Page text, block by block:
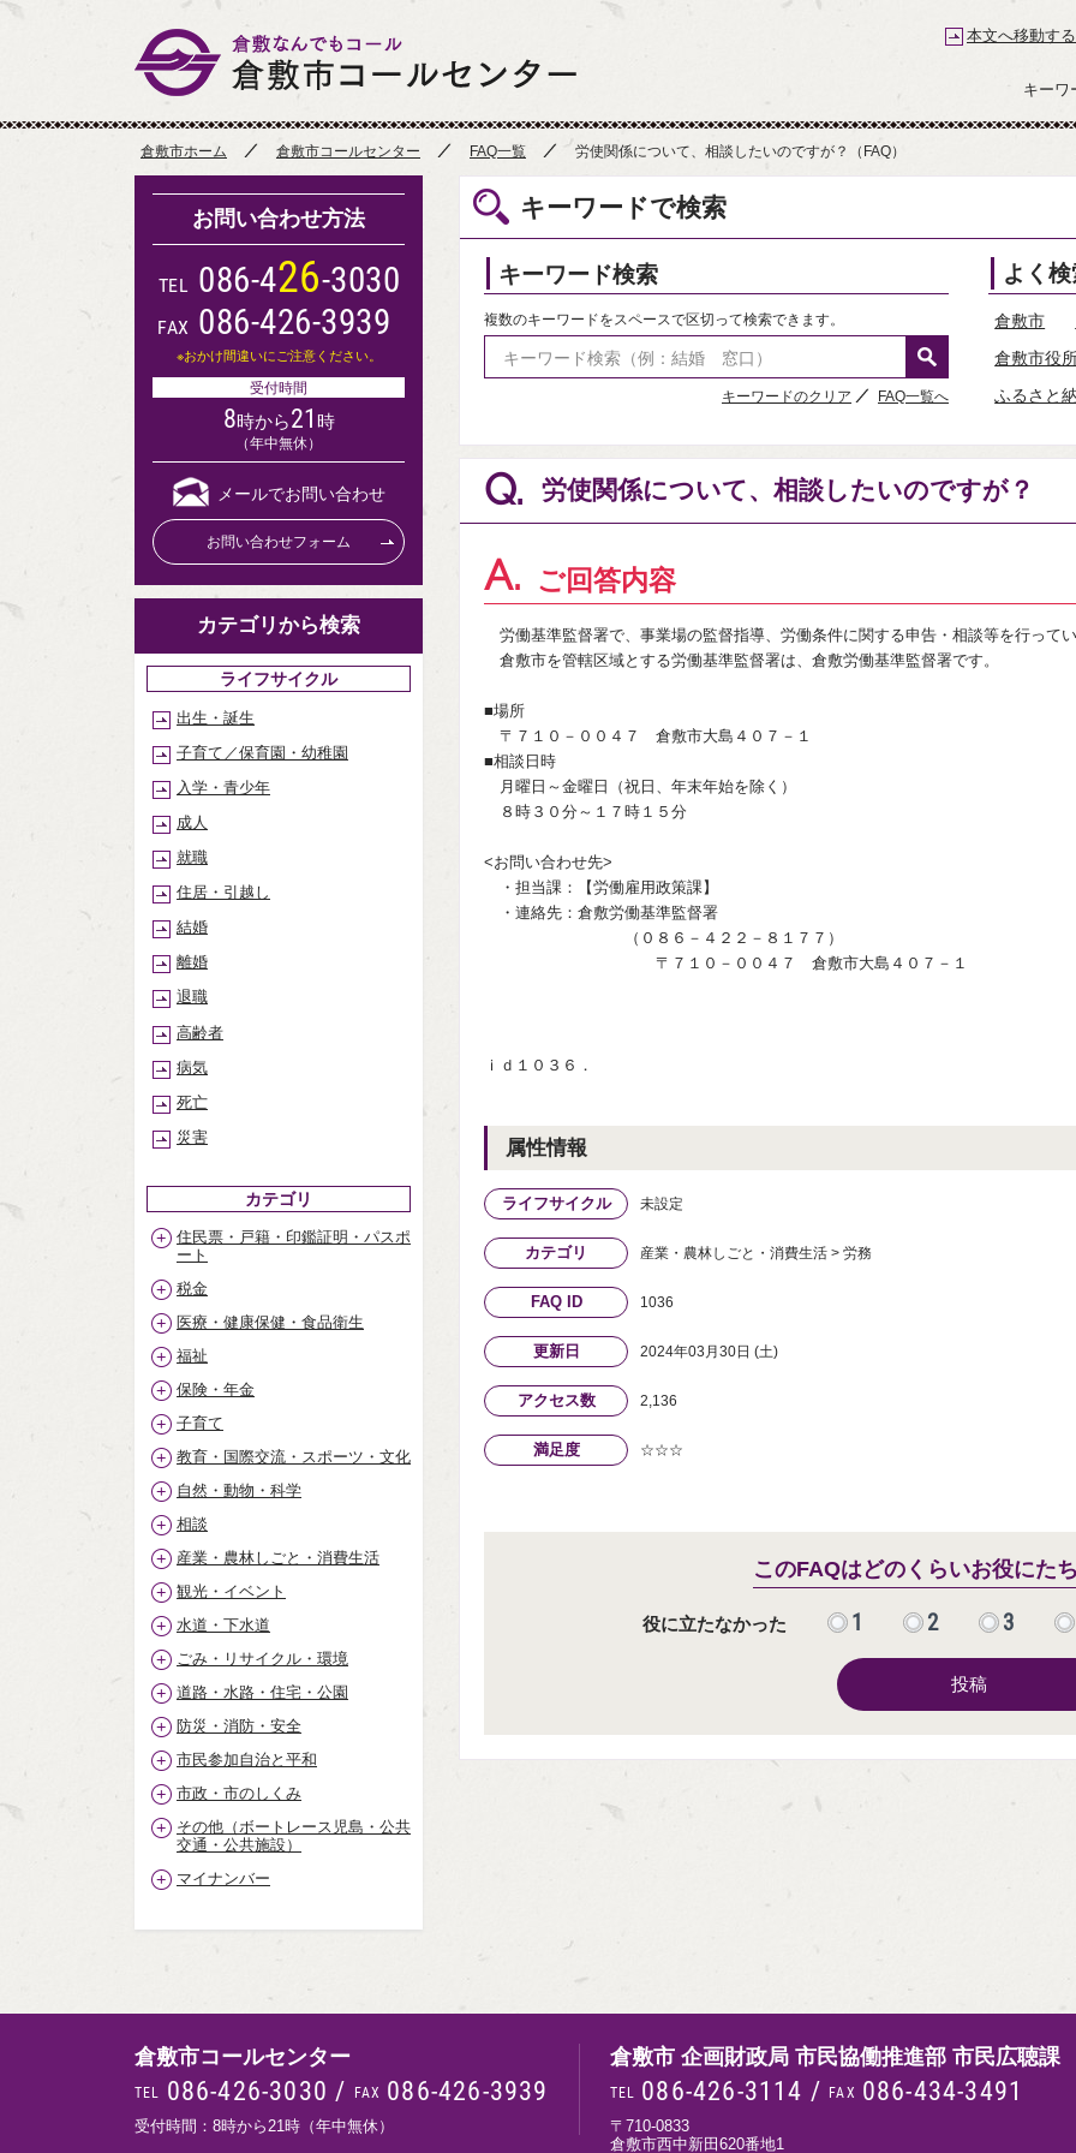
本文へ移動する
キーワ
倉敷市ホーム 倉敷市コールセンター FAQ一覧 労使関係について、相談したいのですが？（FAQ）
キーワードで検索
キーワード検索
複数のキーワードをスペースで区切って検索できます。
キーワードのクリア FAQ一覧へ
よく
倉敷市
倉敷市役
ふるさと
Q. 労使関係について、相談したいのですが？
A. ご回答内容
労働基準監督署で、事業場の監督指導、労働条件に関する申告・相談等を行って
倉敷市を管轄区域とする労働基準監督署は、倉敷労働基準監督署です。
■場所
〒７１０－００４７ 倉敷市大島４０７－１
■相談日時
月曜日～金曜日（祝日、年末年始を除く）
８時３０分～１７時１５分
<お問い合わせ先>
・担当課：【労働雇用政策課】
・連絡先：倉敷労働基準監督署
（０８６－４２２－８１７７）
〒７１０－００４７ 倉敷市大島４０７－１
ｉｄ１０３６．
属性情報
ライフサイクル 未設定
カテゴリ 産業・農林しごと・消費生活 > 労務
FAQ ID 1036
更新日 2024年03月30日 (土)
アクセス数 2,136
満足度 ☆☆☆
このFAQはどのくらいお役にた
役に立たなかった 1 2 3
投稿
お問い合わせ方法
TEL 086-426-3030
FAX 086-426-3939
※おかけ間違いにご注意ください。
受付時間
8時から21 時
（年中無休）
メールでお問い合わせ
お問い合わせフォーム
カテゴリから検索
ライフサイクル
出生・誕生
子育て／保育園・幼稚園
入学・青少年
成人
就職
住居・引越し
結婚
離婚
退職
高齢者
病気
死亡
災害
カテゴリ
住民票・戸籍・印鑑証明・パスポ
ート
税金
医療・健康保健・食品衛生
福祉
保険・年金
子育て
教育・国際交流・スポーツ・文化
自然・動物・科学
相談
産業・農林しごと・消費生活
観光・イベント
水道・下水道
ごみ・リサイクル・環境
道路・水路・住宅・公園
防災・消防・安全
市民参加自治と平和
市政・市のしくみ
その他（ボートレース児島・公共
交通・公共施設）
マイナンバー
倉敷市コールセンター
TEL 086-426-3030 / FAX 086-426-3939
受付時間：8時から21時（年中無休）
倉敷市 企画財政局 市民協働推進部 市民広聴課
TEL 086-426-3114 / FAX 086-434-3491
〒710-0833
倉敷市西中新田620番地1